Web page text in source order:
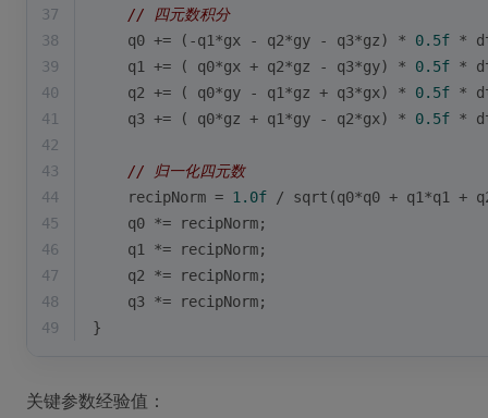
37
// 四元数积分
38
    q0 += (-q1*gx - q2*gy - q3*gz) *
0.5f *
39
    q1 += ( q0*gx + q2*gz - q3*gy) *
0.5f *
40
    q2 += ( q0*gy - q1*gz + q3*gx) *
0.5f *
41
    q3 += ( q0*gz + q1*gy - q2*gx) *
0.5f *
42
43
// 归一化四元数
44
    recipNorm =
1.0f / sqrt (q0*q0 + q1*q1 +
45
    q0 *= recipNorm;
46
    q1 *= recipNorm;
47
    q2 *= recipNorm;
48
    q3 *= recipNorm;
49
}
关键参数经验值：